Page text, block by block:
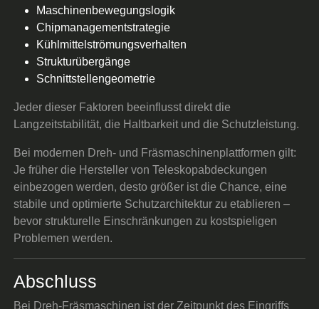
Maschinenbewegungslogik
Chipmanagementstrategie
Kühlmittelströmungsverhalten
Strukturübergänge
Schnittstellengeometrie
Jeder dieser Faktoren beeinflusst direkt die
Langzeitstabilität, die Haltbarkeit und die Schutzleistung.
Bei modernen Dreh- und Fräsmaschinenplattformen gilt:
Je früher die Hersteller von Teleskopabdeckungen
einbezogen werden, desto größer ist die Chance, eine
stabile und optimierte Schutzarchitektur zu etablieren –
bevor strukturelle Einschränkungen zu kostspieligen
Problemen werden.
Abschluss
Bei Dreh-Fräsmaschinen ist der Zeitpunkt des Eingriffs